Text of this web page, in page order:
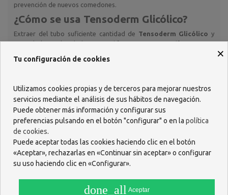
prevención de nuevos comedones.
¿Cómo se usa Tensoderm Glicólico?
Extraer del tubo suficiente cantidad de Tensoderm Glicólico y
extenderlo con los dedos como si fuera una crema, uniformemente
el cuello, el pecho y la espalda. Evitar el contorno de los ojos y las
Utilizar la máscara preferiblemente por la noche. Se recomienda
iniciar el tratamiento en días alternos el primer mes. Para
tratamientos de mantenimiento se recomiendan 2 aplicaciones
semanales.
¿Cuáles son los beneficios de su uso?
Los beneficios del uso deTensoderm Glicólicoincluyen:
Eliminación de las células muertas.
Mejora de la apariencia de la piel.
×
Tu configuración de cookies
Utilizamos cookies propias y de terceros para mejorar nuestros
servicios mediante el análisis de sus hábitos de navegación.
Puede obtener más información y configurar sus
preferencias pulsando en el botón "configurar" o en la política
de cookies.
Puede aceptar todas las cookies haciendo clic en el botón
«Aceptar», rechazarlas en «Continuar sin aceptar» o configurar
su uso haciendo clic en «Configurar».
done_all Aceptar